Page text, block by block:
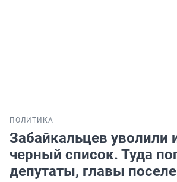
ПОЛИТИКА
Забайкальцев уволили
черный список. Туда
депутаты, главы